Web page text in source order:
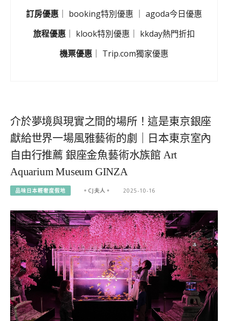
訂房優惠 booking特別優惠
agoda今日優惠
旅程優惠
klook特別優惠
kkday熱門折扣
機票優惠
Trip.com獨家優惠
介於夢境與現實之間的場所！這是東京銀座
獻給世界一場風雅藝術的劇｜日本東京室內
自由行推薦 銀座金魚藝術水族館 Art
Aquarium Museum GINZA
品味日本輕奢度假地 。CJ夫人。 2025-10-16